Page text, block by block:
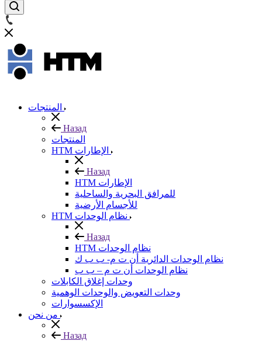
المنتجات
Назад
المنتجات
HTM الإطارات
Назад
HTM الإطارات
للمرافق البحرية والساحلية
للأجسام الأرضية
HTM نظام الوحدات
Назад
HTM نظام الوحدات
نظام الوحدات الدائرية أن ت م- ب ب ك
نظام الوحدات أن ت م – ب ب
وحدات إغلاق الكابلات
وحدات التعويض والوحدات الوهمية
الإكسسوارات
من نحن
Назад